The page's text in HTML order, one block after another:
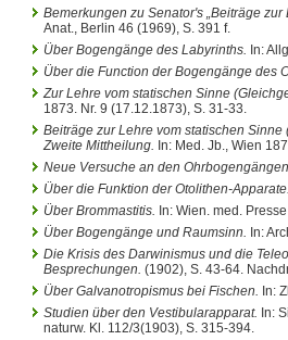
Bemerkungen zu Senator's „Beiträge
Anat., Berlin 46 (1969), S. 391 f.
Über Bogengänge des Labyrinths. In:
Über die Function der Bogengänge des
Zur Lehre vom statischen Sinne
1873. Nr. 9 (17.12.1873), S. 31-33.
Beiträge zur Lehre vom statischen
Zweite Mittheilung. In: Med. Jb., Wien
Neue Versuche an den
Über die Funktion der Otolithen-Apparate.
Über Brommastitis. In: Wien. med.
Über Bogengänge und Raumsinn. In:
Die Krisis des Darwinismus und die
Besprechungen. (1902), S. 43-64.
Über Galvanotropismus bei Fischen. In:
Studien über den Vestibularapparat. In:
naturw. Kl. 112/3(1903), S. 315-394.